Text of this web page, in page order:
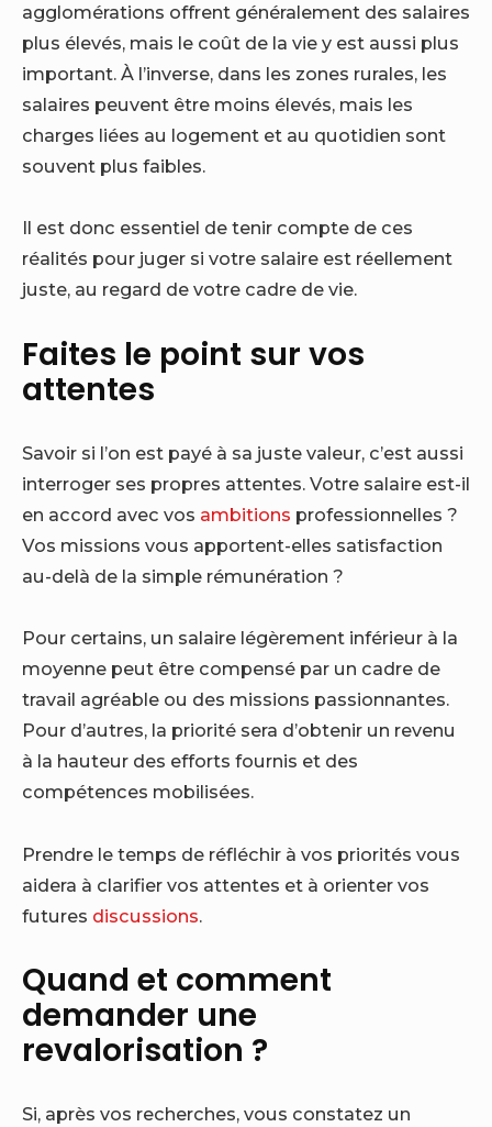
agglomérations offrent généralement des salaires
plus élevés, mais le coût de la vie y est aussi plus
important. À l’inverse, dans les zones rurales, les
salaires peuvent être moins élevés, mais les
charges liées au logement et au quotidien sont
souvent plus faibles.
Il est donc essentiel de tenir compte de ces
réalités pour juger si votre salaire est réellement
juste, au regard de votre cadre de vie.
Faites le point sur vos
attentes
Savoir si l’on est payé à sa juste valeur, c’est aussi
interroger ses propres attentes. Votre salaire est-il
en accord avec vos ambitions professionnelles ?
Vos missions vous apportent-elles satisfaction
au-delà de la simple rémunération ?
Pour certains, un salaire légèrement inférieur à la
moyenne peut être compensé par un cadre de
travail agréable ou des missions passionnantes.
Pour d’autres, la priorité sera d’obtenir un revenu
à la hauteur des efforts fournis et des
compétences mobilisées.
Prendre le temps de réfléchir à vos priorités vous
aidera à clarifier vos attentes et à orienter vos
futures discussions.
Quand et comment
demander une
revalorisation ?
Si, après vos recherches, vous constatez un